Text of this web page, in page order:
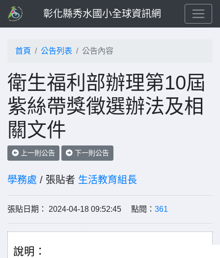
彰化縣秀水國小全球資訊網
首頁 公告列表 公告內容
衛生福利部辦理第10屆
紫絲帶獎徵選辦法及相
關文件
上一則公告 下一則公告
學務處 / 張貼者 生活教育組長
張貼日期： 2024-04-18 09:52:45 點閱： 361
說明：